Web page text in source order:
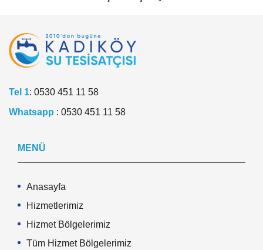
Tel 1: 0530 451 11 58
Whatsapp : 0530 451 11 58
MENÜ
Anasayfa
Hizmetlerimiz
Hizmet Bölgelerimiz
Tüm Hizmet Bölgelerimiz